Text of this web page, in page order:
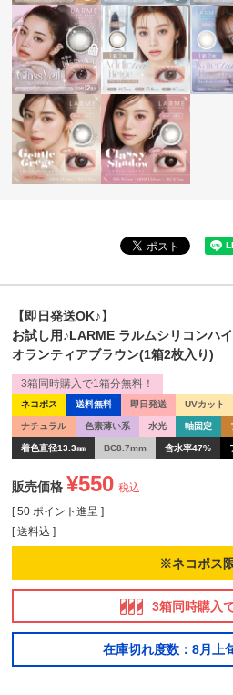
【即日発送OK♪】
お試し用♪LARME ラルムシリコンハ
オランティアブラウン(1箱2枚入り)
ネコポス 送料無料 即日発送 UVカット
ナチュラル 色素薄い系 水光 軸固定
着色直径13.3㎜ BC8.7mm 含水率47%
3箱同時購入で1箱分無料！
販売価格 ¥550 税込
[ 50 ポイント進呈 ]
送料込
※ネコポス
3箱同時購入
在庫切れ度数：8月上